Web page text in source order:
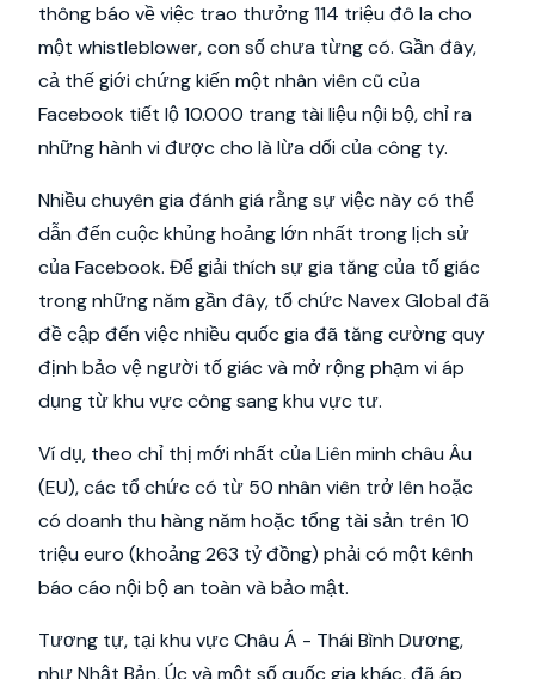
thông báo về việc trao thưởng 114 triệu đô la cho
một whistleblower, con số chưa từng có. Gần đây,
cả thế giới chứng kiến một nhân viên cũ của
Facebook tiết lộ 10.000 trang tài liệu nội bộ, chỉ ra
những hành vi được cho là lừa dối của công ty.
Nhiều chuyên gia đánh giá rằng sự việc này có thể
dẫn đến cuộc khủng hoảng lớn nhất trong lịch sử
của Facebook. Để giải thích sự gia tăng của tố giác
trong những năm gần đây, tổ chức Navex Global đã
đề cập đến việc nhiều quốc gia đã tăng cường quy
định bảo vệ người tố giác và mở rộng phạm vi áp
dụng từ khu vực công sang khu vực tư.
Ví dụ, theo chỉ thị mới nhất của Liên minh châu Âu
(EU), các tổ chức có từ 50 nhân viên trở lên hoặc
có doanh thu hàng năm hoặc tổng tài sản trên 10
triệu euro (khoảng 263 tỷ đồng) phải có một kênh
báo cáo nội bộ an toàn và bảo mật.
Tương tự, tại khu vực Châu Á - Thái Bình Dương,
như Nhật Bản, Úc và một số quốc gia khác, đã áp